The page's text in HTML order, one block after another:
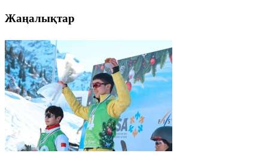
Жаңалықтар